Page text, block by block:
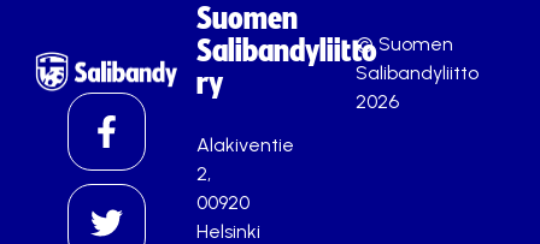
Suomen
Salibandyliitto
ry
Alakiventie
2,
00920
Helsinki
© Suomen
Salibandyliitto
2026